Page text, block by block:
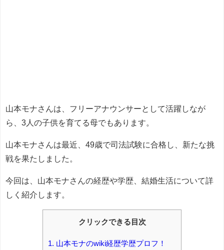
山本モナさんは、フリーアナウンサーとして活躍しなが
ら、3人の子供を育てる母でもあります。
山本モナさんは最近、49歳で司法試験に合格し、新たな挑
戦を果たしました。
今回は、山本モナさんの経歴や学歴、結婚生活について詳
しく紹介します。
クリックできる目次
1. 山本モナのwiki経歴学歴プロフ！